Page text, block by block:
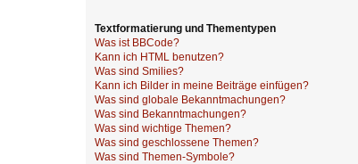
Textformatierung und Thementypen
Was ist BBCode?
Kann ich HTML benutzen?
Was sind Smilies?
Kann ich Bilder in meine Beiträge einfügen?
Was sind globale Bekanntmachungen?
Was sind Bekanntmachungen?
Was sind wichtige Themen?
Was sind geschlossene Themen?
Was sind Themen-Symbole?